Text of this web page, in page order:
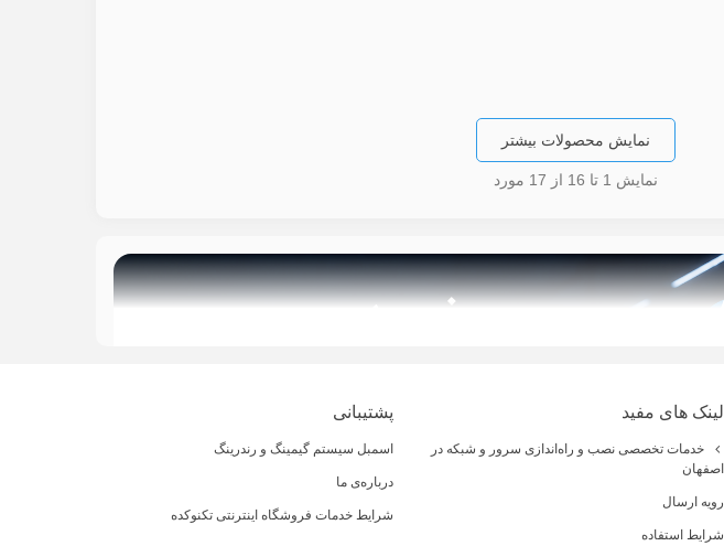
نمایش محصولات بیشتر
نمایش 1 تا 16 از 17 مورد
لینک های مفید
خدمات تخصصی نصب و راه‌اندازی سرور و شبکه در
اصفهان
رویه ارسال
شرایط استفاده
پشتیبانی
اسمبل سیستم گیمینگ و رندرینگ
درباره‌ی ما
شرایط خدمات فروشگاه اینترنتی تکنوکده